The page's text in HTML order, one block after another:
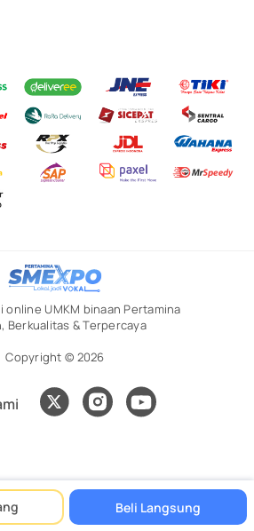
Beli Langsung
online UMKM binaan Pertamina
Berkualitas & Terpercaya
Copyright © 2026